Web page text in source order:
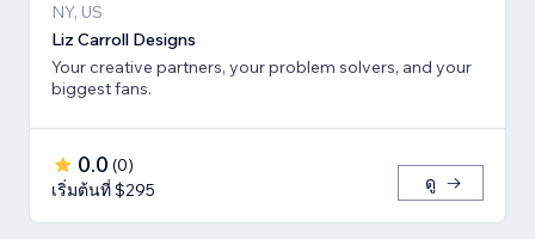
NY, US
Liz Carroll Designs
Your creative partners, your problem solvers, and your
biggest fans.
0.0 (0)
เริ่มต้นที่ $295
ดู